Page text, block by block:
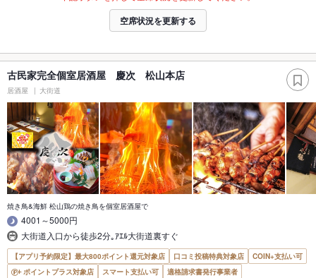
空席状況を更新する
古民家完全個室居酒屋 慶次 松山本店
居酒屋 大街道
焼き鳥&海鮮 松山鶏の焼き鳥を個室居酒屋で
4001～5000円
大街道入口から徒歩2分｡ｱｴﾙ大街道裏すぐ
【アプリ予約限定】最大800ポイント還元対象店 口コミ投稿特典対象店
COIN+支払い可
ポイントプラス対象店
スマート支払い可 適格請求書発行事業者